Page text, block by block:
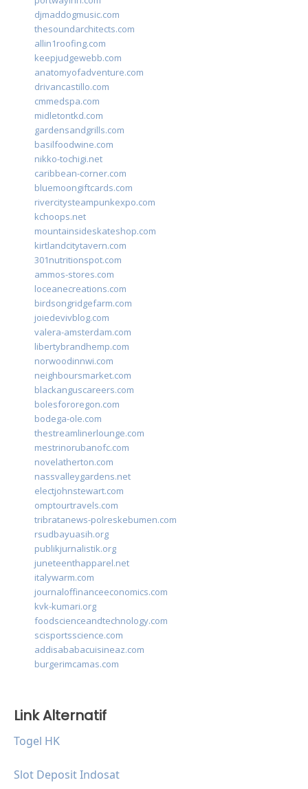
djmaddogmusic.com
thesoundarchitects.com
allin1roofing.com
keepjudgewebb.com
anatomyofadventure.com
drivancastillo.com
cmmedspa.com
midletontkd.com
gardensandgrills.com
basilfoodwine.com
nikko-tochigi.net
caribbean-corner.com
bluemoongiftcards.com
rivercitysteampunkexpo.com
kchoops.net
mountainsideskateshop.com
kirtlandcitytavern.com
301nutritionspot.com
ammos-stores.com
loceanecreations.com
birdsongridgefarm.com
joiedevivblog.com
valera-amsterdam.com
libertybrandhemp.com
norwoodinnwi.com
neighboursmarket.com
blackanguscareers.com
bolesfororegon.com
bodega-ole.com
thestreamlinerlounge.com
mestrinorubanofc.com
novelatherton.com
nassvalleygardens.net
electjohnstewart.com
omptourtravels.com
tribratanews-polreskebumen.com
rsudbayuasih.org
publikjurnalistik.org
juneteenthapparel.net
italywarm.com
journaloffinanceeconomics.com
kvk-kumari.org
foodscienceandtechnology.com
scisportsscience.com
addisababacuisineaz.com
burgerimcamas.com
Link Alternatif
Togel HK
Slot Deposit Indosat